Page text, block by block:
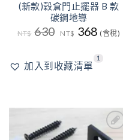
(新款)穀倉門止擺器 B 款
碳鋼地導
NT$ 630 原
始
NT$630。
NT$ 368 目
前
格：
(含稅)
加入到收藏清單
1
加入
到收